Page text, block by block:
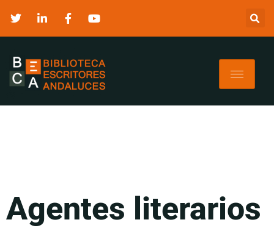
Agentes literarios